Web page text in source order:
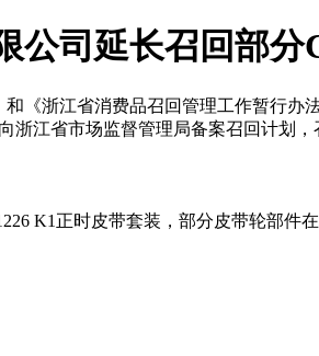
公司延长召回部
《浙江省消费品召回管理⼯作暂⾏
江省市场监督管理局备案召回计划，
K1正时皮带套装，部分皮带轮部件